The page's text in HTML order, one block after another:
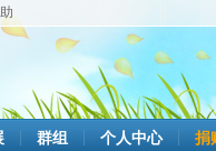
群组 个人中心 捐